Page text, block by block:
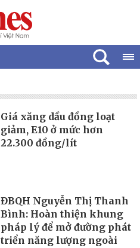
Giá xăng dầu đồng loạt
giảm, E10 ở mức hơn
22.300 đồng/lít
ĐBQH Nguyễn Thị Thanh
Bình: Hoàn thiện khung
pháp lý để mở đường phát
triển năng lượng ngoài